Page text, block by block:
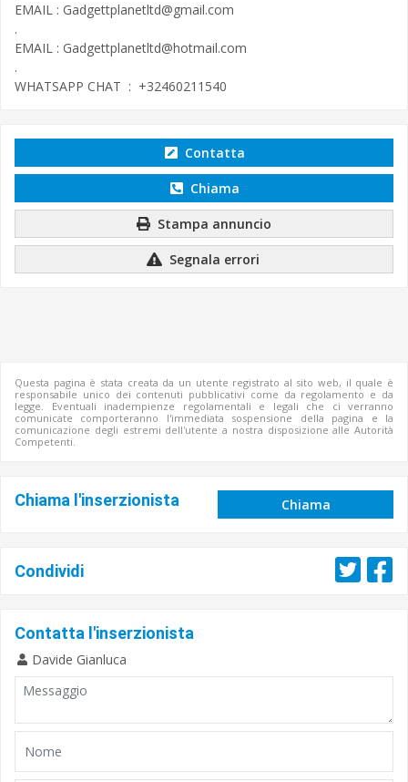
EMAIL : Gadgettplanetltd@gmail.com
.
EMAIL : Gadgettplanetltd@hotmail.com
.
WHATSAPP CHAT : +32460211540
Contatta
Chiama
Stampa annuncio
Segnala errori
Questa pagina è stata creata da un utente registrato al sito web, il quale è
responsabile unico dei contenuti pubblicativi come da regolamento e da
legge. Eventuali inadempienze regolamentali e legali che ci verranno
comunicate comporteranno l'immediata sospensione della pagina e la
comunicazione degli estremi dell'utente a nostra disposizione alle Autorità
Competenti.
Chiama l'inserzionista Chiama
Condividi
Contatta l'inserzionista
Davide Gianluca